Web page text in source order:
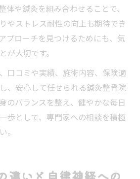
体や鍼灸を組み合わせることで、
やストレス耐性の向上も期待でき
プローチを見つけるためにも、気
が大切です。
口コミや実績、施術内容、保険適
、安心して任せられる鍼灸整骨院
のバランスを整え、健やかな毎日
歩として、専門家への相談を積極
。